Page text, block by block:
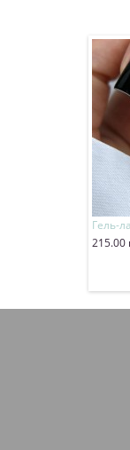
Гель-
215.00